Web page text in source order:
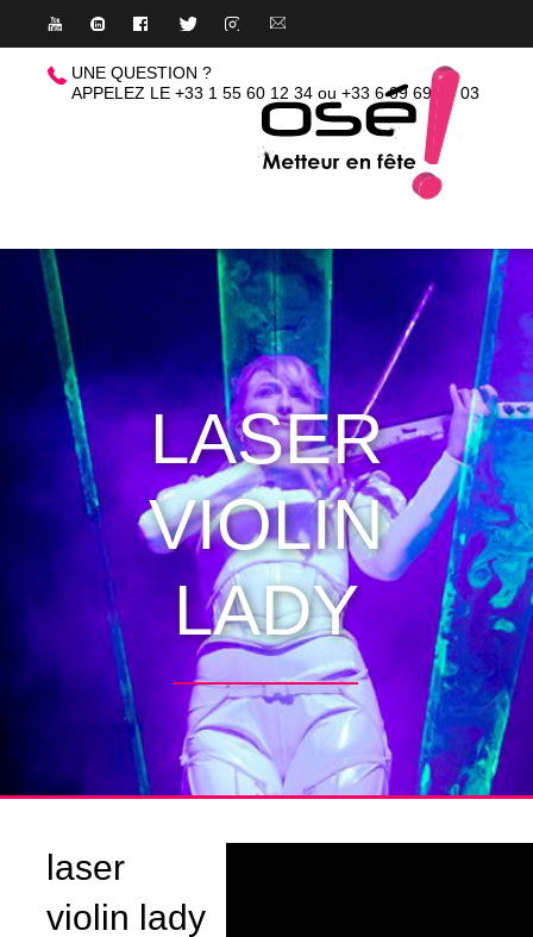
UNE QUESTION ?
APPELEZ LE +33 1 55 60 12 34 ou +33 6 09 69 44 03
QUI SOMMES-NOUS
ANIMATIONS
DÉCOR &
CONTACT
LASER
VIOLIN
LADY
laser
violin lady